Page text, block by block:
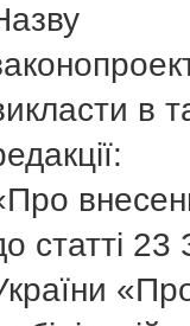
в
статті 23